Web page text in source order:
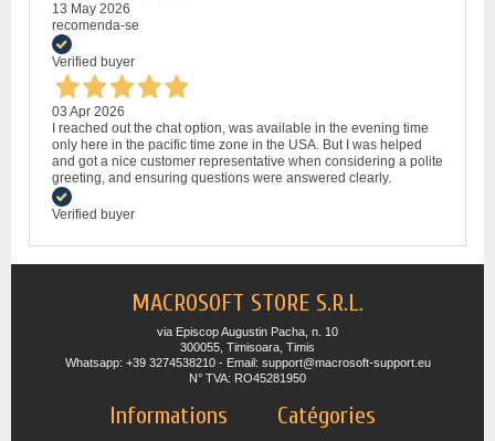
13 May 2026
recomenda-se
Verified buyer
03 Apr 2026
I reached out the chat option, was available in the evening time
only here in the pacific time zone in the USA. But I was helped
and got a nice customer representative when considering a polite
greeting, and ensuring questions were answered clearly.
Verified buyer
MACROSOFT STORE S.R.L.
via Episcop Augustin Pacha, n. 10
300055, Timisoara, Timis
Whatsapp: +39 3274538210 - Email: support@macrosoft-support.eu
N° TVA: RO45281950
Informations Catégories